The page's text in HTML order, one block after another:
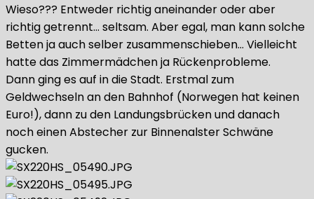
Wieso??? Entweder richtig aneinander oder aber
richtig getrennt… seltsam. Aber egal, man kann solche
Betten ja auch selber zusammenschieben… Vielleicht
hatte das Zimmermädchen ja Rückenprobleme.
Dann ging es auf in die Stadt. Erstmal zum
Geldwechseln an den Bahnhof (Norwegen hat keinen
Euro!), dann zu den Landungsbrücken und danach
noch einen Abstecher zur Binnenalster Schwäne
gucken.